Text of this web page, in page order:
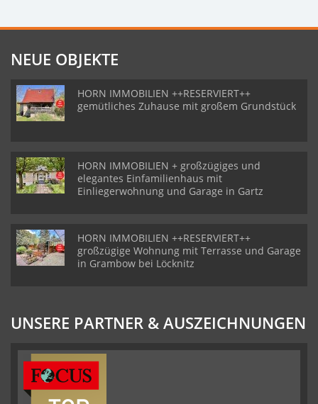
NEUE OBJEKTE
HORN IMMOBILIEN ++RESERVIERT++
gemütliches Zuhause mit großem Grundstück
HORN IMMOBILIEN + großzügiges und
elegantes Einfamilienhaus mit
Einliegerwohnung und Garage in Gartz
HORN IMMOBILIEN ++RESERVIERT++
großzügige Wohnung mit Terrasse und Garage
in Grambow bei Löcknitz
UNSERE PARTNER & AUSZEICHNUNGEN